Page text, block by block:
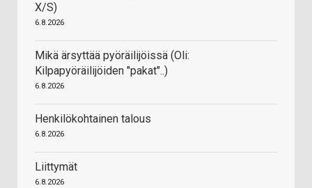
X/S)
6.8.2026
Mikä ärsyttää pyöräilijöissä (Oli:
Kilpapyöräilijöiden "pakat"..)
6.8.2026
Henkilökohtainen talous
6.8.2026
Liittymät
6.8.2026